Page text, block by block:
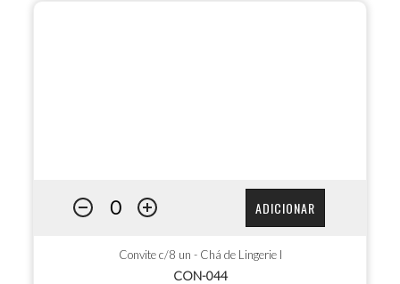
ADICIONAR
Convite c/8 un - Chá de Lingerie I
CON-044